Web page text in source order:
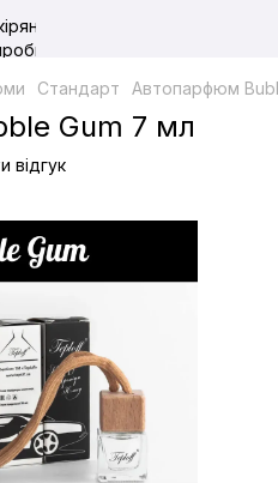
Стандарт Автопарфюм
Gum 7 мл
відгук